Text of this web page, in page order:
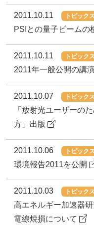
2011.10.11 トピックス
PSIとの量子ビームの
2011.10.11 トピックス
2011年一般公開の講
2011.10.07 トピックス
「放射光ユーザーの
方」出版
2011.10.06 トピックス
環境報告2011を公開
2011.10.03 トピックス
高エネルギー加速器
電線焼損について